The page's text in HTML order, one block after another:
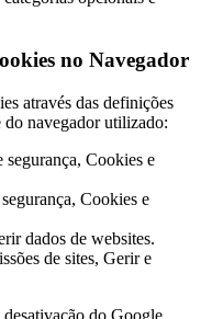
no Navegador
através das definições
do navegador utilizado:
Cookies e
Cookies e
dados de websites.
de sites, Gerir e
do Google